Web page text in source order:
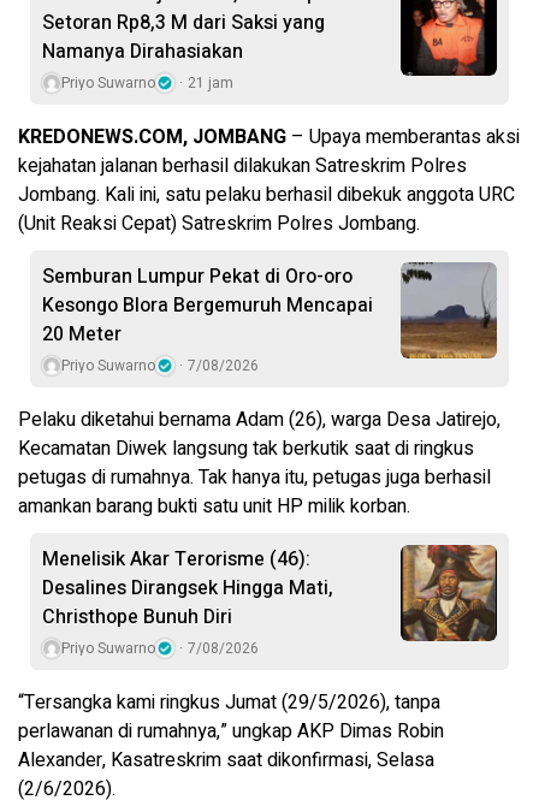
Setoran Rp8,3 M dari Saksi yang
Namanya Dirahasiakan
Priyo Suwarno 21 jam
KREDONEWS.COM, JOMBANG – Upaya memberantas aksi
kejahatan jalanan berhasil dilakukan Satreskrim Polres
Jombang. Kali ini, satu pelaku berhasil dibekuk anggota URC
(Unit Reaksi Cepat) Satreskrim Polres Jombang.
Semburan Lumpur Pekat di Oro-oro
Kesongo Blora Bergemuruh Mencapai
20 Meter
Priyo Suwarno 7/08/2026
Pelaku diketahui bernama Adam (26), warga Desa Jatirejo,
Kecamatan Diwek langsung tak berkutik saat di ringkus
petugas di rumahnya. Tak hanya itu, petugas juga berhasil
amankan barang bukti satu unit HP milik korban.
Menelisik Akar Terorisme (46):
Desalines Dirangsek Hingga Mati,
Christhope Bunuh Diri
Priyo Suwarno 7/08/2026
“Tersangka kami ringkus Jumat (29/5/2026), tanpa
perlawanan di rumahnya,” ungkap AKP Dimas Robin
Alexander, Kasatreskrim saat dikonfirmasi, Selasa
(2/6/2026).